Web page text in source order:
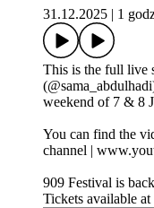
31.12.2025
1
This is the full
weekend of 7 & 8
You can find the
channel |
909 Festival is
Tickets available